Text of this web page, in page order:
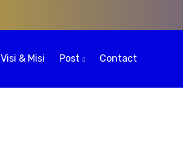
Visi & Misi Post Contact